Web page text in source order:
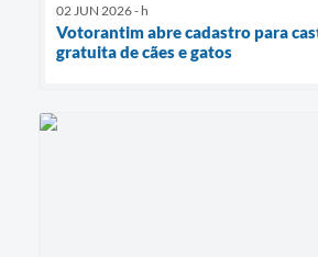
02 JUN 2026 - h
Votorantim abre cadastro para
gratuita de cães e gatos